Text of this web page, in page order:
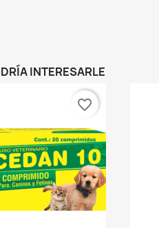
INTERESARLE
favorite_border